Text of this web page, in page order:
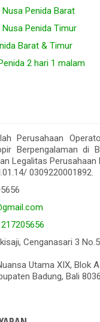
Penida Barat
Penida Timur
Barat & Timur
2 hari 1 malam
Perusahaan
Berpengalaman di
Legalitas Perusahaan
0309220001892.
Cenganasari 3
Utama XIX, Blok
Badung, Bali